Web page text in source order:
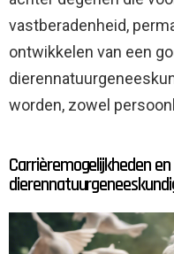
vastberadenheid,
ontwikkelen van een
worden, zowel
Carrièremogelijkheden